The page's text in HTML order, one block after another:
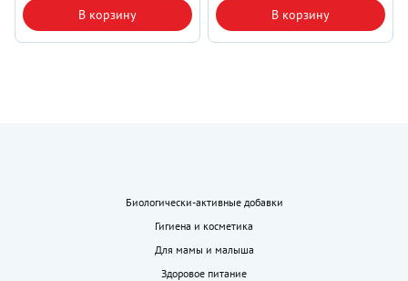
В корзину В корзину
Биологически-активные добавки
Гигиена и косметика
Для мамы и малыша
Здоровое питание